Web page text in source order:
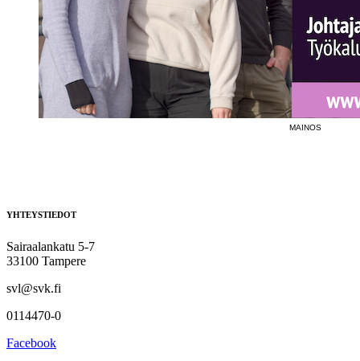
MAINOS
YHTEYSTIEDOT
Sairaalankatu 5-7
33100 Tampere
svl@svk.fi
0114470-0
Facebook